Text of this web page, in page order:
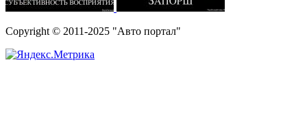
Copyright © 2011-2025 "Авто портал"